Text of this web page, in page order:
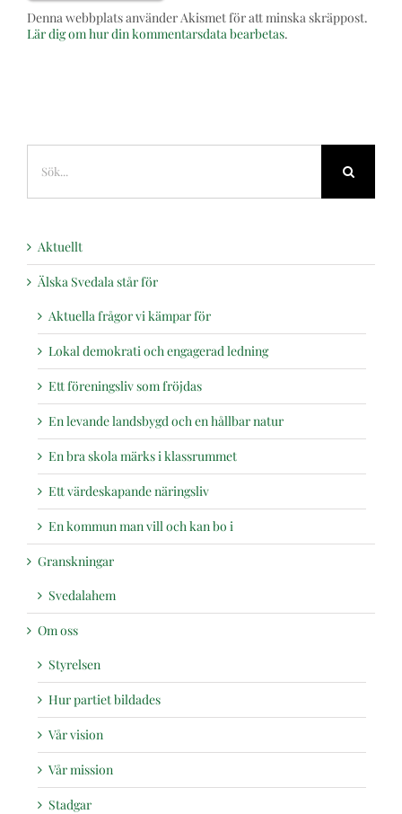
Denna webbplats använder Akismet för att minska skräppost.
Lär dig om hur din kommentarsdata bearbetas.
Sök
efter:
Aktuellt
Älska Svedala står för
Aktuella frågor vi kämpar för
Lokal demokrati och engagerad ledning
Ett föreningsliv som fröjdas
En levande landsbygd och en hållbar natur
En bra skola märks i klassrummet
Ett värdeskapande näringsliv
En kommun man vill och kan bo i
Granskningar
Svedalahem
Om oss
Styrelsen
Hur partiet bildades
Vår vision
Vår mission
Stadgar